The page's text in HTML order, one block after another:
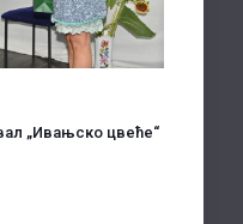
„Ивањско цвеће“